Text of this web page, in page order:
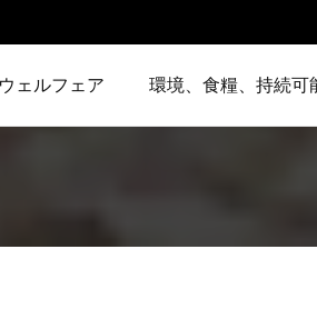
ェルフェア 環境、食糧、持続可